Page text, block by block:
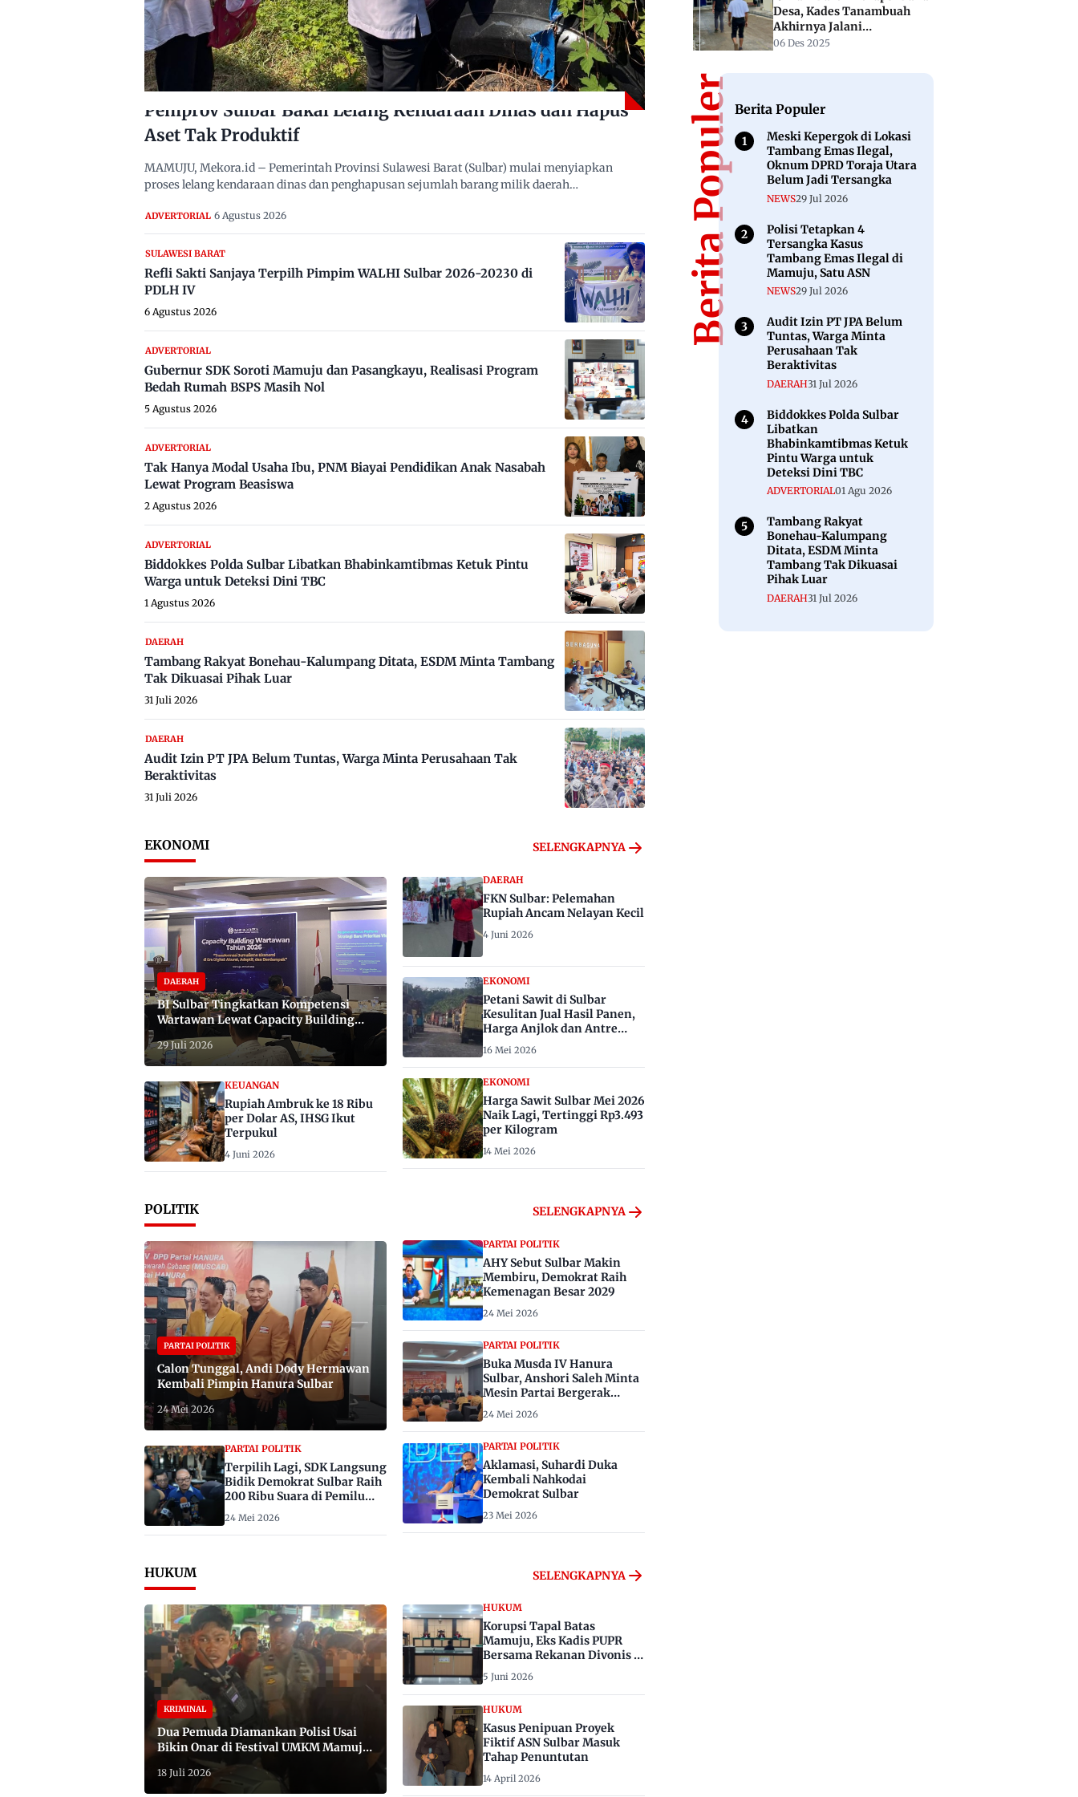
Pemprov Sulbar Bakal Lelang Kendaraan Dinas dan Hapus
Aset Tak Produktif
MAMUJU, Mekora.id – Pemerintah Provinsi Sulawesi Barat (Sulbar) mulai menyiapkan
proses lelang kendaraan dinas dan penghapusan sejumlah barang milik daerah…
ADVERTORIAL 6 Agustus 2026
SULAWESI BARAT
Refli Sakti Sanjaya Terpilh Pimpim WALHI Sulbar 2026-20230 di
PDLH IV
6 Agustus 2026
ADVERTORIAL
Gubernur SDK Soroti Mamuju dan Pasangkayu, Realisasi Program
Bedah Rumah BSPS Masih Nol
5 Agustus 2026
ADVERTORIAL
Tak Hanya Modal Usaha Ibu, PNM Biayai Pendidikan Anak Nasabah
Lewat Program Beasiswa
2 Agustus 2026
ADVERTORIAL
Biddokkes Polda Sulbar Libatkan Bhabinkamtibmas Ketuk Pintu
Warga untuk Deteksi Dini TBC
1 Agustus 2026
DAERAH
Tambang Rakyat Bonehau-Kalumpang Ditata, ESDM Minta Tambang
Tak Dikuasai Pihak Luar
31 Juli 2026
DAERAH
Audit Izin PT JPA Belum Tuntas, Warga Minta Perusahaan Tak
Beraktivitas
31 Juli 2026
EKONOMI SELENGKAPNYA
DAERAH
BI Sulbar Tingkatkan Kompetensi
Wartawan Lewat Capacity Building
2026
29 Juli 2026
KEUANGAN
Rupiah Ambruk ke 18 Ribu
per Dolar AS, IHSG Ikut
Terpukul
4 Juni 2026
DAERAH
FKN Sulbar: Pelemahan
Rupiah Ancam Nelayan Kecil
4 Juni 2026
EKONOMI
Petani Sawit di Sulbar
Kesulitan Jual Hasil Panen,
Harga Anjlok dan Antre
Berhari-hari
16 Mei 2026
EKONOMI
Harga Sawit Sulbar Mei 2026
Naik Lagi, Tertinggi Rp3.493
per Kilogram
14 Mei 2026
POLITIK SELENGKAPNYA
PARTAI POLITIK
Calon Tunggal, Andi Dody Hermawan
Kembali Pimpin Hanura Sulbar
24 Mei 2026
PARTAI POLITIK
Terpilih Lagi, SDK Langsung
Bidik Demokrat Sulbar Raih
200 Ribu Suara di Pemilu
2029
24 Mei 2026
PARTAI POLITIK
AHY Sebut Sulbar Makin
Membiru, Demokrat Raih
Kemenagan Besar 2029
24 Mei 2026
PARTAI POLITIK
Buka Musda IV Hanura
Sulbar, Anshori Saleh Minta
Mesin Partai Bergerak
Menangkan Pemilu 2029
24 Mei 2026
PARTAI POLITIK
Aklamasi, Suhardi Duka
Kembali Nahkodai
Demokrat Sulbar
23 Mei 2026
HUKUM SELENGKAPNYA
KRIMINAL
Dua Pemuda Diamankan Polisi Usai
Bikin Onar di Festival UMKM Mamuju,
Satu Bawa Badik
18 Juli 2026
HUKUM
Korupsi Tapal Batas
Mamuju, Eks Kadis PUPR
Bersama Rekanan Divonis 6
dan 8 Tahun Penjara
5 Juni 2026
HUKUM
Kasus Penipuan Proyek
Fiktif ASN Sulbar Masuk
Tahap Penuntutan
14 April 2026
Desa, Kades Tanambuah
Akhirnya Jalani
Pemeriksaan di Polresta
06 Des 2025
Berita PopulerBerita Populer
Meski Kepergok di Lokasi
Tambang Emas Ilegal,
Oknum DPRD Toraja Utara
Belum Jadi Tersangka
NEWS29 Jul 2026
Polisi Tetapkan 4
Tersangka Kasus
Tambang Emas Ilegal di
Mamuju, Satu ASN
NEWS29 Jul 2026
Audit Izin PT JPA Belum
Tuntas, Warga Minta
Perusahaan Tak
Beraktivitas
DAERAH31 Jul 2026
Biddokkes Polda Sulbar
Libatkan
Bhabinkamtibmas Ketuk
Pintu Warga untuk
Deteksi Dini TBC
ADVERTORIAL01 Agu 2026
Tambang Rakyat
Bonehau-Kalumpang
Ditata, ESDM Minta
Tambang Tak Dikuasai
Pihak Luar
DAERAH31 Jul 2026